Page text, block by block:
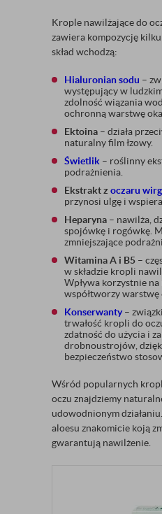
Krople nawilżające do
zawiera kompozycję
skład wchodzą:
Hialuronian sodu –
występujący w
zdolność wiązania
ochronną warstwę oka.
Ektoina – działa
naturalny film łzowy.
Świetlik – roślinny
podrażnienia.
Ekstrakt z oczaru
przynosi ulgę i
Heparyna – nawilża,
spojówkę i rogówkę.
zmniejszające
Witamina A i B5 –
w składzie kropli
Wpływa korzystnie
współtworzy warstwę
Konserwanty–
trwałość kropli do
zdatność do użycia i
drobnoustrojów,
bezpieczeństwo
Wśród popularnych
oczu znajdziemy
udowodnionym
aloesu znakomicie koją
gwarantują nawilżenie.